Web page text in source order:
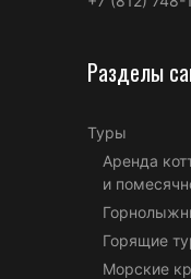
Разделы
Туры
Аренда
и
Горящие
Морские